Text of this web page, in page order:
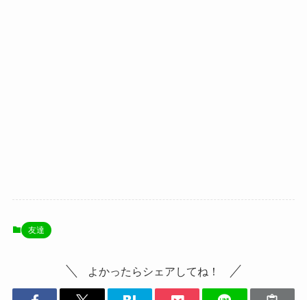
友達
よかったらシェアしてね！